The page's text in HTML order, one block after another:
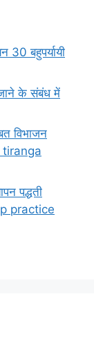
बहुपर्यायी
के संबंध में
विभाजन
tiranga
पद्धती
practice